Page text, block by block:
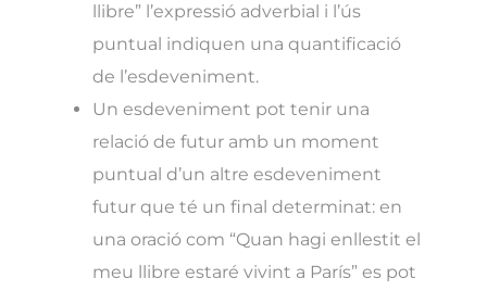
llibre” l’expressió adverbial i l’ús
puntual indiquen una quantificació
de l’esdeveniment.
Un esdeveniment pot tenir una
relació de futur amb un moment
puntual d’un altre esdeveniment
futur que té un final determinat: en
una oració com “Quan hagi enllestit el
meu llibre estaré vivint a París” es pot